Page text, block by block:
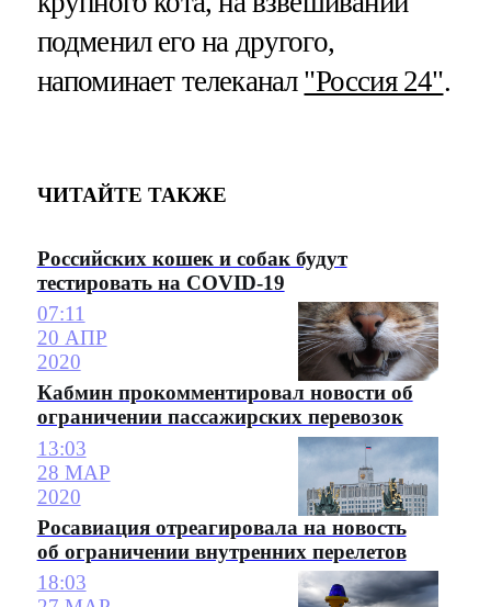
подменил его на другого,
напоминает телеканал "Россия 24".
ЧИТАЙТЕ ТАКЖЕ
Российских кошек и собак будут
тестировать на COVID-19
07:11
20 АПР
2020
Кабмин прокомментировал новости об
ограничении пассажирских перевозок
13:03
28 МАР
2020
Росавиация отреагировала на новость
об ограничении внутренних перелетов
18:03